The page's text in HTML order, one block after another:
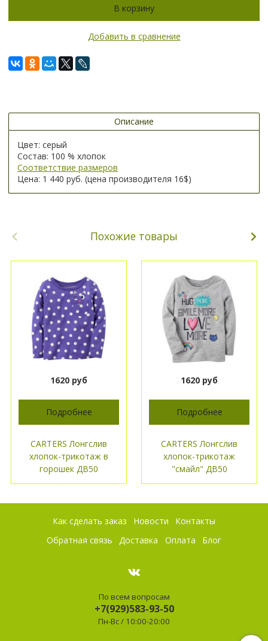
В корзину
Добавить в сравнение
Описание
Цвет: серый
Состав: 100 % хлопок
Соответствие размеров
Цена: 1 440 руб. (цена производителя 16$)
Похожие товары
1620 руб
Подробнее
CARTERS Лонгслив
хлопок-трикотаж в
горошек ДВ50
1620 руб
Подробнее
CARTERS Лонгслив
хлопок-трикотаж
"смайл" ДВ50
Как сделать заказ Новости
Контакты
Обратная связь
Доставка Оплата Блог
По всем вопросам
+7(929)583-93-50
Пн-Вс / 10:00-20:00